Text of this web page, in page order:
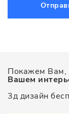
Покажем Вам,
Вашем
3д дизайн